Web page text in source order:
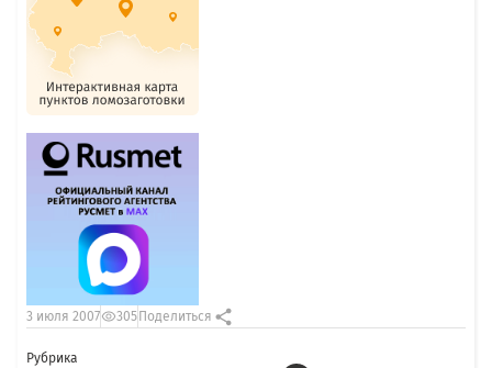
Рубрика
3 июля 2007 305 Поделиться